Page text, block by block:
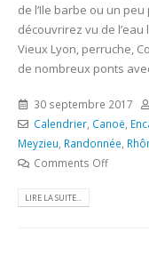
de l’Ile barbe ou un
découvrirez vu de
Vieux Lyon, perruche,
de nombreux ponts
30 septembre 2017
Calendrier, Canoë,
Meyzieu, Randonnée,
Comments Off
LIRE LA SUITE...